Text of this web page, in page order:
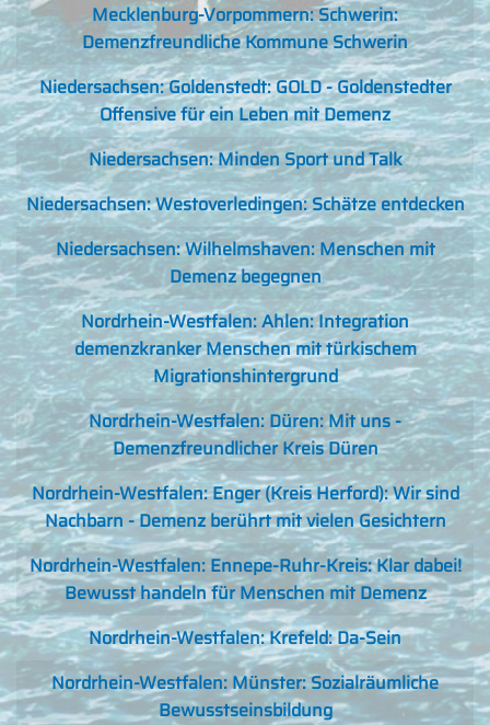
Mecklenburg-Vorpommern: Schwerin:
Demenzfreundliche Kommune Schwerin
Niedersachsen: Goldenstedt: GOLD - Goldenstedter
Offensive für ein Leben mit Demenz
Niedersachsen: Minden Sport und Talk
Niedersachsen: Westoverledingen: Schätze entdecken
Niedersachsen: Wilhelmshaven: Menschen mit
Demenz begegnen
Nordrhein-Westfalen: Ahlen: Integration
demenzkranker Menschen mit türkischem
Migrationshintergrund
Nordrhein-Westfalen: Düren: Mit uns -
Demenzfreundlicher Kreis Düren
Nordrhein-Westfalen: Enger (Kreis Herford): Wir sind
Nachbarn - Demenz berührt mit vielen Gesichtern
Nordrhein-Westfalen: Ennepe-Ruhr-Kreis: Klar dabei!
Bewusst handeln für Menschen mit Demenz
Nordrhein-Westfalen: Krefeld: Da-Sein
Nordrhein-Westfalen: Münster: Sozialräumliche
Bewusstseinsbildung